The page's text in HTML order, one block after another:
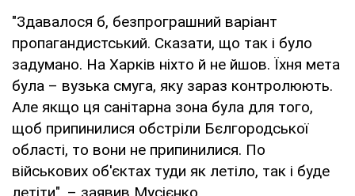
"Здавалося б, безпрограшний варіант
пропагандистський. Сказати, що так і було
задумано. На Харків ніхто й не йшов. Їхня мета
була – вузька смуга, яку зараз контролюють.
Але якщо ця санітарна зона була для того,
щоб припинилися обстріли Бєлгородської
області, то вони не припинилися. По
військових об'єктах туди як летіло, так і буде
летіти", – заявив Мусієнко.